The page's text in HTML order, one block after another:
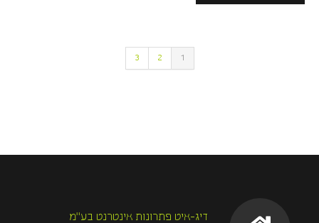
1
2
3
דיג-איט פתרונות אינטרנט בע"מ